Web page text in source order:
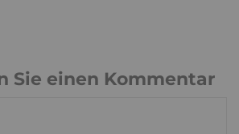
Sie einen Kommentar